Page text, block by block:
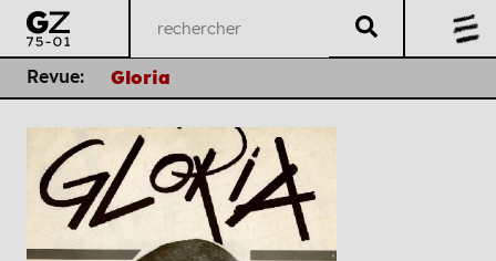
Revue: Gloria